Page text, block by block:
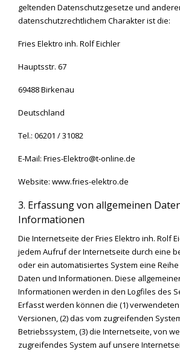
geltenden Datenschutzgesetze und
datenschutzrechtlichem Charakter ist die:
Fries Elektro inh. Rolf Eichler
Hauptsstr. 67
69488 Birkenau
Deutschland
Tel.: 06201 / 31082
E-Mail: Fries-Elektro@t-online.de
Website: www.fries-elektro.de
3. Erfassung von allgemeinen
Informationen
Die Internetseite der Fries Elektro inh. Rolf
jedem Aufruf der Internetseite durch eine
oder ein automatisiertes System eine
Daten und Informationen. Diese
Informationen werden in den Logfiles des
Erfasst werden können die (1)
Versionen, (2) das vom zugreifenden
Betriebssystem, (3) die Internetseite, von
zugreifendes System auf unsere